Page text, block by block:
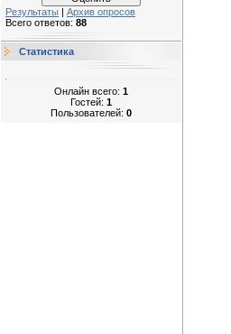
Результаты | Архив опросов
Всего ответов: 88
Статистика
Онлайн всего: 1
Гостей: 1
Пользователей: 0